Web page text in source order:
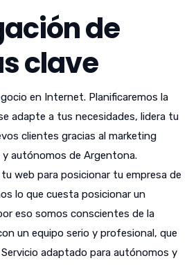
de
clave
en Internet. Planificaremos la
adapte a tus necesidades, lidera tu
clientes gracias al marketing
y autónomos de Argentona.
web para posicionar tu empresa de
lo que cuesta posicionar un
eso somos conscientes de la
un equipo serio y profesional, que
adaptado para autónomos y